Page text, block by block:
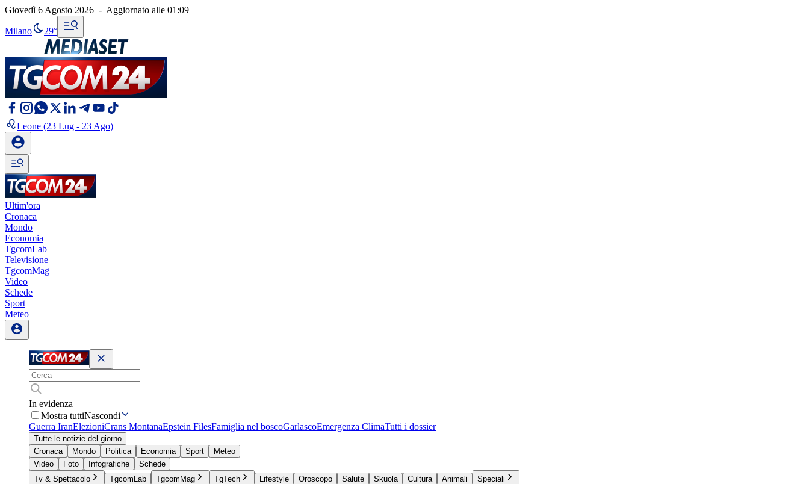
Giovedì 6 Agosto 2026 - Aggiornato alle 01:09
Milano 29°
Leone (23 Lug - 23 Ago)
Ultim'ora
Cronaca
Mondo
Economia
TgcomLab
Televisione
TgcomMag
Video
Schede
Sport
Meteo
In evidenza
Mostra tuttiNascondi
Guerra IranElezioniCrans MontanaEpstein FilesFamiglia nel boscoGarlascoEmergenza ClimaTutti i dossier
Tutte le notizie del giorno
Cronaca
Mondo Politica Economia Sport
Meteo
Video
Foto Infografiche
Schede
Tv & Spettacolo
TgcomLab TgcomMag TgTech Lifestyle Oroscopo Salute Skuola Cultura Animali
Speciali